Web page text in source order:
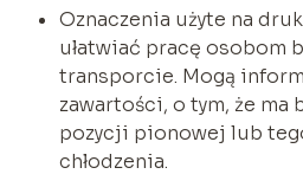
Oznaczenia użyte na
ułatwiać pracę osobom
transporcie. Mogą
zawartości, o tym, że ma
pozycji pionowej lub
chłodzenia.